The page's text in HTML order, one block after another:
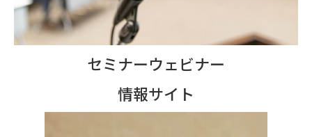
セミナーウェビナー
情報サイト